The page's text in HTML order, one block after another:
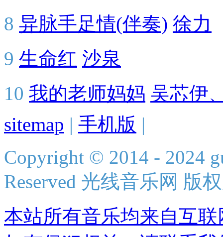
8 异脉手足情(伴奏) 徐力
9 生命红 沙泉
10 我的老师妈妈 吴芯伊
sitemap | 手机版 |
Copyright © 2014 - 2024
Reserved 光线音乐网 版
本站所有音乐均来自互